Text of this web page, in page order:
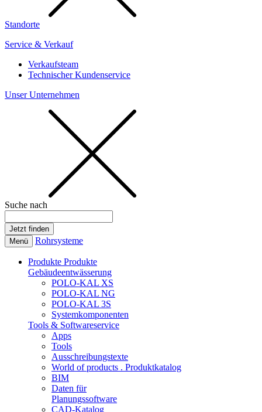
Standorte
Service & Verkauf
Verkaufsteam
Technischer Kundenservice
Unser Unternehmen
Suche nach
Menü Rohrsysteme
Produkte Produkte
Gebäudeentwässerung
POLO-KAL XS
POLO-KAL NG
POLO-KAL 3S
Systemkomponenten
Tools & Softwareservice
Apps
Tools
Ausschreibungstexte
World of products . Produktkatalog
BIM
Daten für
Planungssoftware
CAD-Katalog